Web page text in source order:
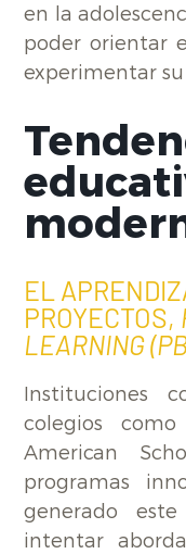
en la
poder orientar
experimentar
EL
PROYECTOS,
LEARNING
Instituciones
colegios
American
programas
generado
intentar